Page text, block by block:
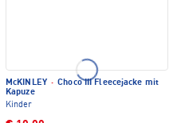
McKINLEY · Choco III Fleecejacke mit
Kapuze
Kinder